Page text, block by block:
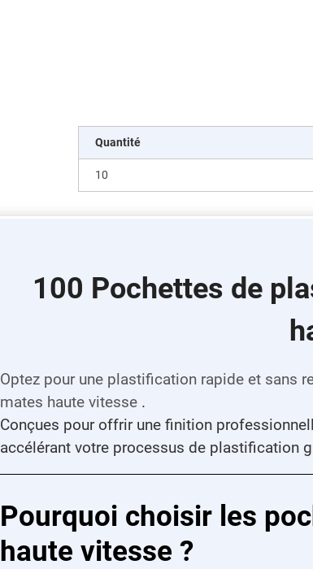
Quantité
10
100 Pochettes de
Optez pour une plastification rapide et sans
mates haute vitesse.
Conçues pour offrir une finition
accélérant votre processus de plastification
Pourquoi choisir les
haute vitesse ?